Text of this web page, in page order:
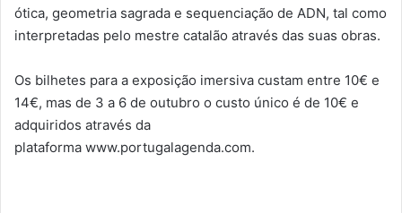
ótica, geometria sagrada e sequenciação de ADN, tal como
interpretadas pelo mestre catalão através das suas obras.
Os bilhetes para a exposição imersiva custam entre 10€ e
14€, mas de 3 a 6 de outubro o custo único é de 10€ e
adquiridos através da
plataforma www.portugalagenda.com.